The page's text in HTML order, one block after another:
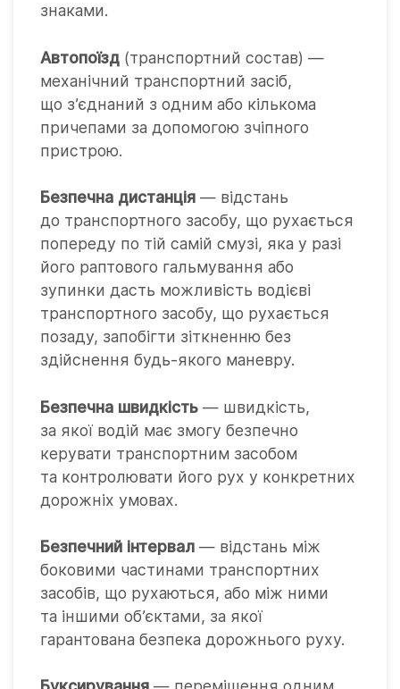
знаками.
Автопоїзд (транспортний состав) —
механічний транспортний засіб,
що з’єднаний з одним або кількома
причепами за допомогою зчіпного
пристрою.
Безпечна дистанція — відстань
до транспортного засобу, що рухається
попереду по тій самій смузі, яка у разі
його раптового гальмування або
зупинки дасть можливість водієві
транспортного засобу, що рухається
позаду, запобігти зіткненню без
здійснення будь-якого маневру.
Безпечна швидкість — швидкість,
за якої водій має змогу безпечно
керувати транспортним засобом
та контролювати його рух у конкретних
дорожніх умовах.
Безпечний інтервал — відстань між
боковими частинами транспортних
засобів, що рухаються, або між ними
та іншими об’єктами, за якої
гарантована безпека дорожнього руху.